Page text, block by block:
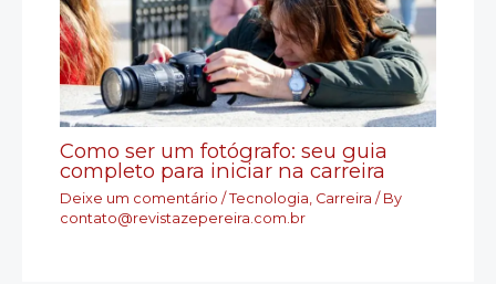
Como ser um fotógrafo: seu guia
completo para iniciar na carreira
Deixe um comentário /Tecnologia Carreira / By
contato@revistazepereira.com.br